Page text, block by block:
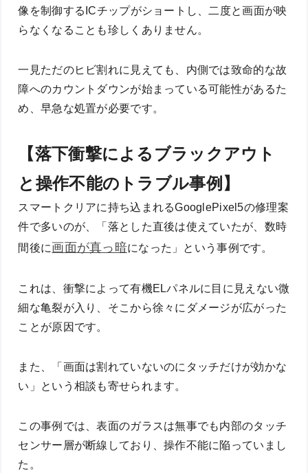
像を制御するICチップがショートし、二度と画面が映
らなくなることも珍しくありません。
一見ただのヒビ割れに見えても、内側では致命的な故
障へのカウントダウンが始まっている可能性があるた
め、早急な処置が必要です。
【落下衝撃によるブラックアウト
と操作不能のトラブル事例】
スマートクリアに持ち込まれるGooglePixel5の修理案
件で多いのが、「落とした直後は使えていたが、数時
間後に画面が真っ暗になった」という事例です。
これは、衝撃によって有機ELパネルに目に見えない微
細な亀裂が入り、そこから徐々にダメージが広がった
ことが原因です。
また、「画面は割れていないのにタッチだけが効かな
い」という相談も寄せられます。
この事例では、表面のガラスは無事でも内部のタッチ
センサー層が断線しており、操作不能に陥っていまし
た。